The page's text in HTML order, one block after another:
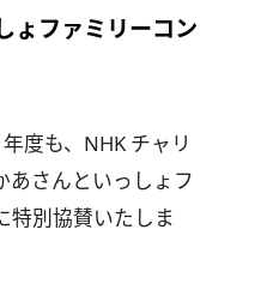
ょファミリーコン
度も、NHK チャリ
あさんといっしょフ
特別協賛いたしま